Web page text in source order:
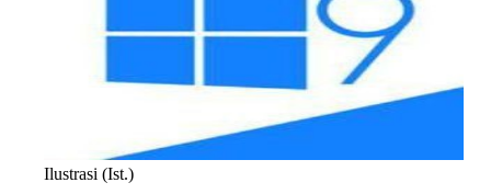
Ilustrasi (Ist.)